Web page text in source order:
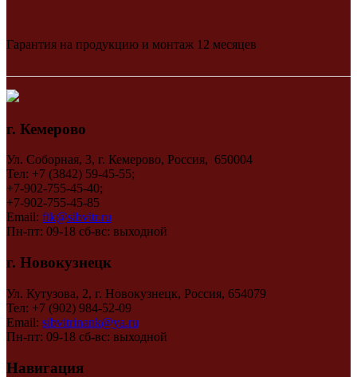
Гарантия на продукцию и монтаж 12 месяцев
г. Кемерово
Ул. Соборная, 3, г. Кемерово, Россия, 650004
Тел: +7 (3842) 59-45-55;
+7-902-755-45-40;
+7-902-755-45-85
Email: ftk@sibvitr.ru
Пн-пт: 09-18 сб-вс: выходной
г. Новокузнецк
Ул. Кутузова, 2, г. Новокузнецк, Россия, 654079
Тел: +7 (902) 984-52-09
Email: sibvitrinank@ya.ru
Пн-пт: 09-18 сб-вс: выходной
Навигация